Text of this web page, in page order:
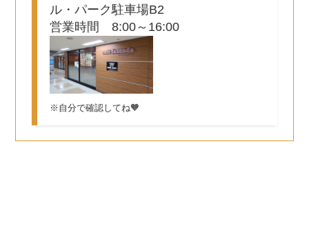
ル・パーク駐車場B2
営業時間 8:00～16:00
※自分で確認してね🧡